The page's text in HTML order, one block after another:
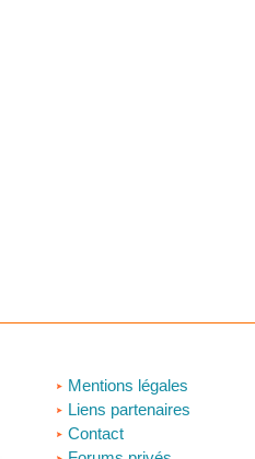
Mentions légales
Liens partenaires
Contact